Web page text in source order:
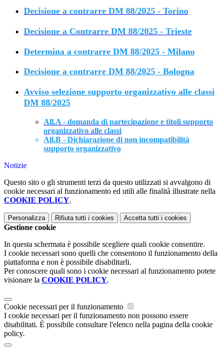
Decisione a contrarre DM 88/2025 - Torino
Decisione a Contrarre DM 88/2025 - Trieste
Determina a contrarre DM 88/2025 - Milano
Decisione a contrarre DM 88/2025 - Bologna
Avviso selezione supporto organizzativo alle classi
DM 88/2025
All.A - domanda di partecipazione e titoli supporto
organizzativo alle classi
All.B - Dichiarazione di non incompatibilità
supporto organizzativo
Notizie
Questo sito o gli strumenti terzi da questo utilizzati si avvalgono di
cookie necessari al funzionamento ed utili alle finalità illustrate nella
COOKIE POLICY.
Personalizza Rifiuta tutti i cookies Accetta tutti i cookies
Gestione cookie
In questa schermata è possibile scegliere quali cookie consentire.
I cookie necessari sono quelli che consentono il funzionamento della
piattaforma e non è possibile disabilitarli.
Per conoscere quali sono i cookie necessari al funzionamento potete
visionare la COOKIE POLICY.
Cookie necessari per il funzionamento
I cookie necessari per il funzionamento non possono essere
disabilitati. È possibile consultare l'elenco nella pagina della cookie
policy.